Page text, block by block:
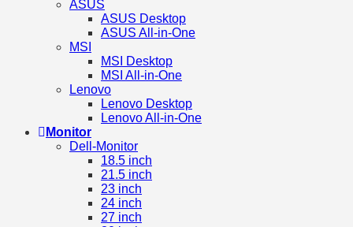
ASUS
ASUS Desktop
ASUS All-in-One
MSI
MSI Desktop
MSI All-in-One
Lenovo
Lenovo Desktop
Lenovo All-in-One
Monitor
Dell-Monitor
18.5 inch
21.5 inch
23 inch
24 inch
27 inch